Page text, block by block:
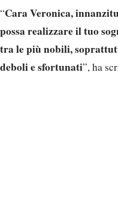
“Cara Veronica,
possa realizzare il tuo
tra le più nobili,
deboli e sfortunati”, ha